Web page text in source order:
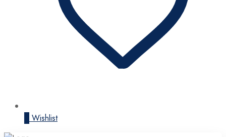
Wishlist